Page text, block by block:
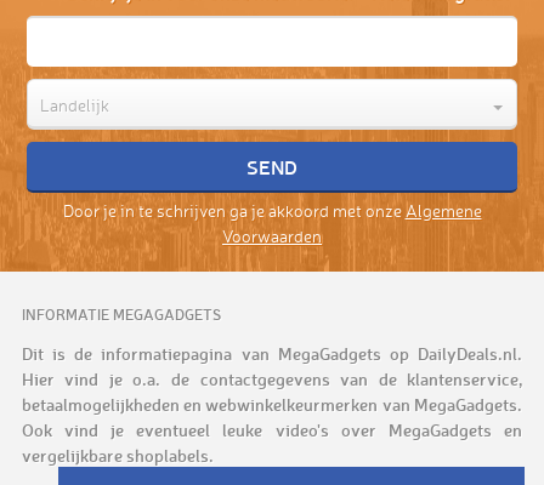
Landelijk
Door je in te schrijven ga je akkoord met onze Algemene
Voorwaarden
INFORMATIE MEGAGADGETS
Dit is de informatiepagina van MegaGadgets op DailyDeals.nl.
Hier vind je o.a. de contactgegevens van de klantenservice,
betaalmogelijkheden en webwinkelkeurmerken van MegaGadgets.
Ook vind je eventueel leuke video's over MegaGadgets en
vergelijkbare shoplabels.